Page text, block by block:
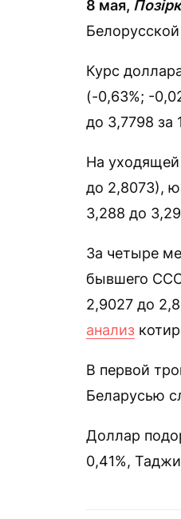
8 мая, Позірк
Курс
(-0,63%; -
до 3,7798 за
На уходящей
до 2,8073),
3,288 до
За четыре
бывшего
2,9027 до
анализ
В первой
Беларусью
Доллар
0,41%,